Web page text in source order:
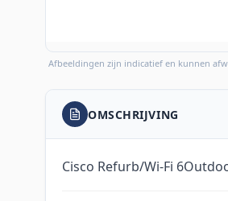
Afbeeldingen zijn indicatief en kunnen
OMSCHRIJVING
Cisco Refurb/Wi-Fi